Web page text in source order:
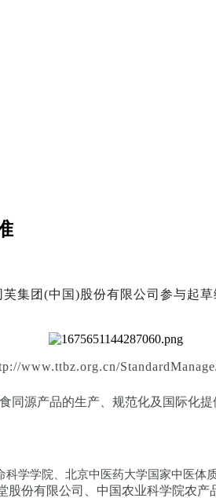
集团(中国)股份有限公司参与起
www.ttbz.org.cn/
同源产品的生产、规范化及国际化
学学院、北京中医药大学国家中医体
份有限公司、中国农业科学院农产